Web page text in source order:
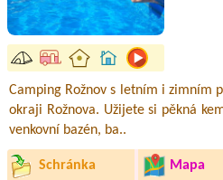
Camping Rožnov s letním i zimním
okraji Rožnova. Užijete si pěkná
venkovní bazén, ba..
Schránka Mapa